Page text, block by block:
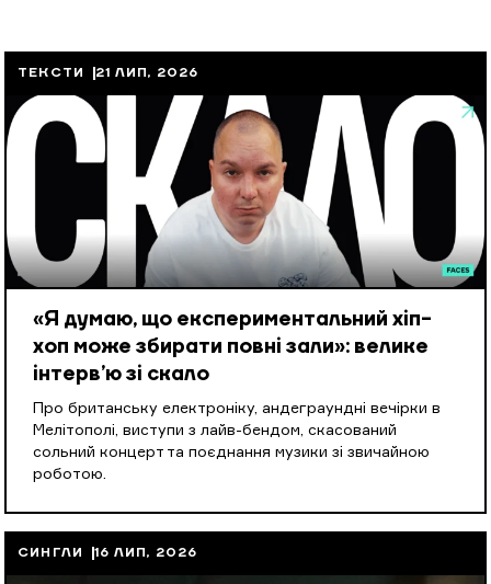
ТЕКСТИ 21 ЛИП, 2026
«Я думаю, що експериментальний хіп-
хоп може збирати повні зали»: велике
інтерв’ю зі скало
Про британську електроніку, андеграундні вечірки в
Мелітополі, виступи з лайв-бендом, скасований
сольний концерт та поєднання музики зі звичайною
роботою.
СИНГЛИ 16 ЛИП, 2026